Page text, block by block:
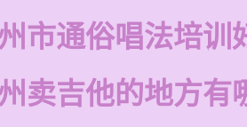
市通俗唱法培训
卖吉他的地方有